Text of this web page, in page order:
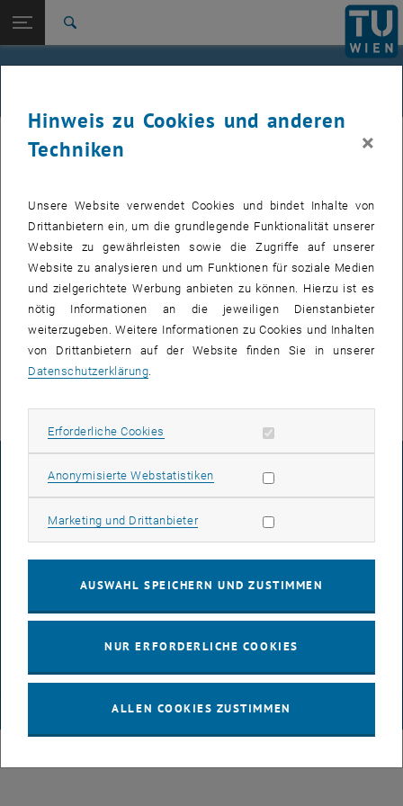
TU Login
Studium
International
Zur 1. Menü Ebene
TU Wien
Zurück: Subseiten von Gebäude und Technik auflisten
Zurück zur letzten Ebene:
Gebäude und Technik
Alle wichtigen Informationen und Kontakte auf einen
Notfälle
Hörsaal- & Eventtechnik
Technische Gebrechen & Facility Services Anfragen
Unfallmeldungen
© TU Wien# 123805
IMPRESSUM
Hinweis zu Cookies und anderen
Techniken
×
Unsere Website verwendet Cookies und bindet Inhalte von
Drittanbietern ein, um die grundlegende Funktionalität unserer
Website zu gewährleisten sowie die Zugriffe auf unserer
Website zu analysieren und um Funktionen für soziale Medien
und zielgerichtete Werbung anbieten zu können. Hierzu ist es
nötig Informationen an die jeweiligen Dienstanbieter
weiterzugeben. Weitere Informationen zu Cookies und Inhalten
von Drittanbietern auf der Website finden Sie in unserer
Datenschutzerklärung.
Erforderliche Cookies Erforderliche Cookies zulassen
Anonymisierte WebstatistikenStatistik Cookies zulassen
Marketing und DrittanbieterMarketing Cookies zulassen
AUSWAHL SPEICHERN UND ZUSTIMMEN
NUR ERFORDERLICHE COOKIES
ALLEN COOKIES ZUSTIMMEN